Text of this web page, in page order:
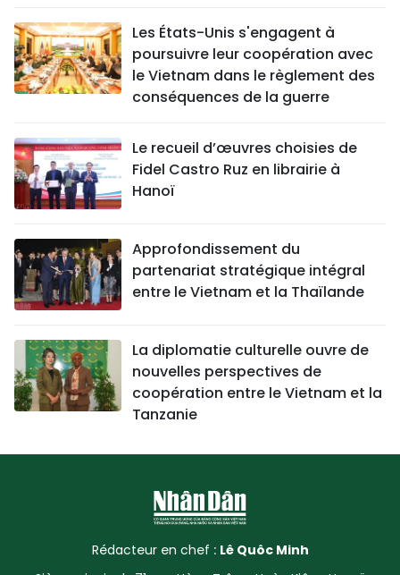
Les États-Unis s'engagent à
poursuivre leur coopération avec
le Vietnam dans le règlement des
conséquences de la guerre
Le recueil d’œuvres choisies de
Fidel Castro Ruz en librairie à
Hanoï
Approfondissement du
partenariat stratégique intégral
entre le Vietnam et la Thaïlande
La diplomatie culturelle ouvre de
nouvelles perspectives de
coopération entre le Vietnam et la
Tanzanie
Rédacteur en chef : Lê Quôc Minh